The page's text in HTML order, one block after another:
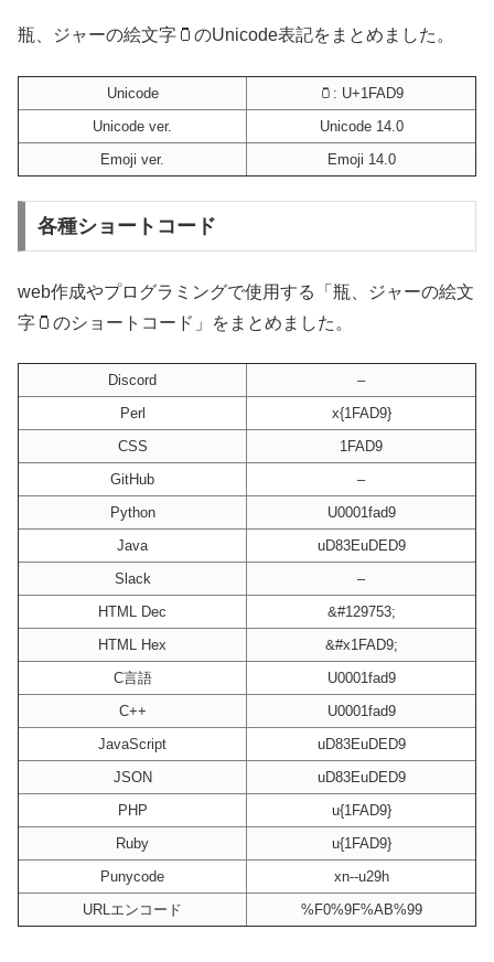
瓶、ジャーの絵文字🫙のUnicode表記をまとめました。
Unicode
🫙: U+1FAD9
Unicode ver.
Unicode 14.0
Emoji ver.
Emoji 14.0
各種ショートコード
web作成やプログラミングで使用する「瓶、ジャーの絵文
字🫙のショートコード」をまとめました。
Discord
–
Perl
x{1FAD9}
CSS
1FAD9
GitHub
–
Python
U0001fad9
Java
uD83EuDED9
Slack
–
HTML Dec
&#129753;
HTML Hex
&#x1FAD9;
C言語
U0001fad9
C++
U0001fad9
JavaScript
uD83EuDED9
JSON
uD83EuDED9
PHP
u{1FAD9}
Ruby
u{1FAD9}
Punycode
xn--u29h
URLエンコード
%F0%9F%AB%99